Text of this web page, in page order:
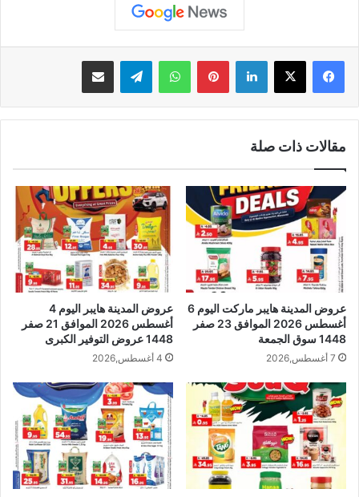
لينكدإن بينتيريستواتساب تيلقرام مشاركة عبر البريد
مقالات ذات صلة
عروض المدينة هايبر ماركت اليوم 6
أغسطس 2026 الموافق 23 صفر
1448 سوق الجمعة
7 أغسطس,2026
عروض المدينة هايبر اليوم 4
أغسطس 2026 الموافق 21 صفر
1448 عروض التوفير الكبرى
4 أغسطس,2026